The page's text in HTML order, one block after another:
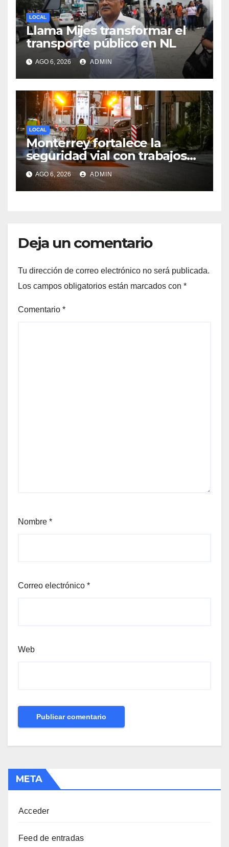
LOCAL
Llama Mijes transformar el
transporte público en NL
AGO 6, 2026 ADMIN
LOCAL
Monterrey fortalece la
seguridad vial con trabajos
de delimitación de carriles en
Paseo de los Leones
AGO 6, 2026 ADMIN
Deja un comentario
Tu dirección de correo electrónico no será publicada.
Los campos obligatorios están marcados con *
Comentario *
Nombre *
Correo electrónico *
Web
META
Acceder
Feed de entradas